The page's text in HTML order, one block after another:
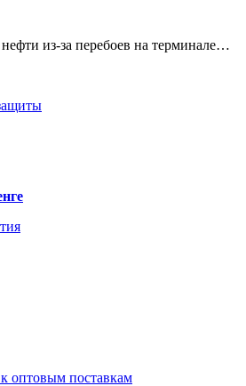
из-за перебоев на терминале…
оптовым поставкам